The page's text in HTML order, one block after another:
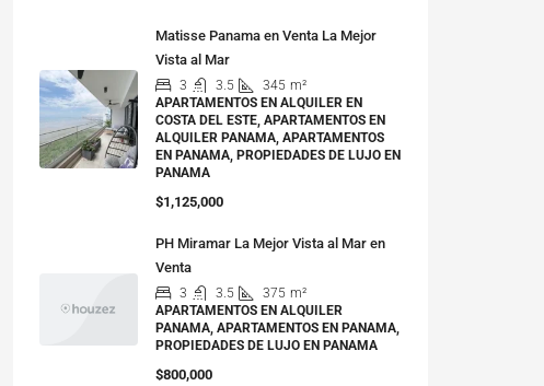
Matisse Panama en Venta La Mejor
Vista al Mar
3 3.5 345 m²
APARTAMENTOS EN ALQUILER EN
COSTA DEL ESTE, APARTAMENTOS EN
ALQUILER PANAMA, APARTAMENTOS
EN PANAMA, PROPIEDADES DE LUJO EN
PANAMA
$1,125,000
PH Miramar La Mejor Vista al Mar en
Venta
3 3.5 375 m²
APARTAMENTOS EN ALQUILER
PANAMA, APARTAMENTOS EN PANAMA,
PROPIEDADES DE LUJO EN PANAMA
$800,000